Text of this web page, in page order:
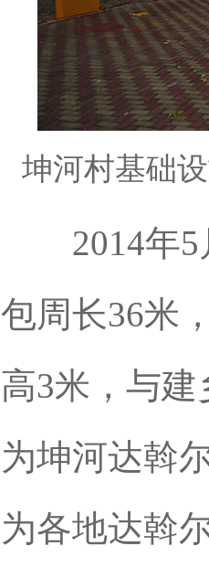
坤河村基础
2014年5
包周长36米
高3米，与
为坤河达斡
为各地达斡